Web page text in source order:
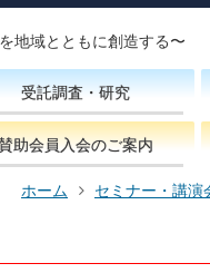
地域とともに創造する〜
受託調査・研究
助会員入会のご案内
ホーム セミナー・講演